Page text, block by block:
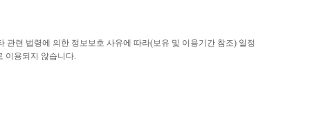
련 법령에 의한 정보보호 사유에 따라(보유 및 이용기간 참조) 일정
이용되지 않습니다.